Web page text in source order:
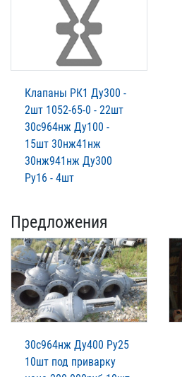
Клапаны РК1 Ду300 -
2шт 1052-65-0 - 22шт
30с964нж Ду100 -
15шт 30нж41нж
30нж941нж Ду300
Ру16 - 4шт
Предложения
30с964нж Ду400 Ру25
10шт под приварку